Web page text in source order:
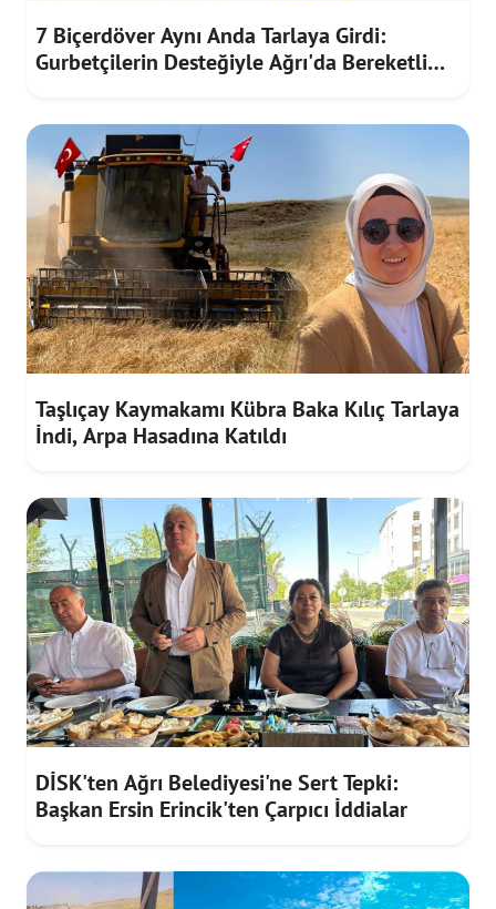
7 Biçerdöver Aynı Anda Tarlaya Girdi:
Gurbetçilerin Desteğiyle Ağrı'da Bereketli
Taşlıçay Kaymakamı Kübra Baka Kılıç Tarlaya
İndi, Arpa Hasadına Katıldı
DİSK'ten Ağrı Belediyesi'ne Sert Tepki:
Başkan Ersin Erincik'ten Çarpıcı İddialar